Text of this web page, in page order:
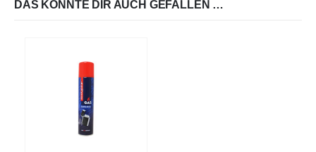
DAS KÖNNTE DIR AUCH GEFALLEN …